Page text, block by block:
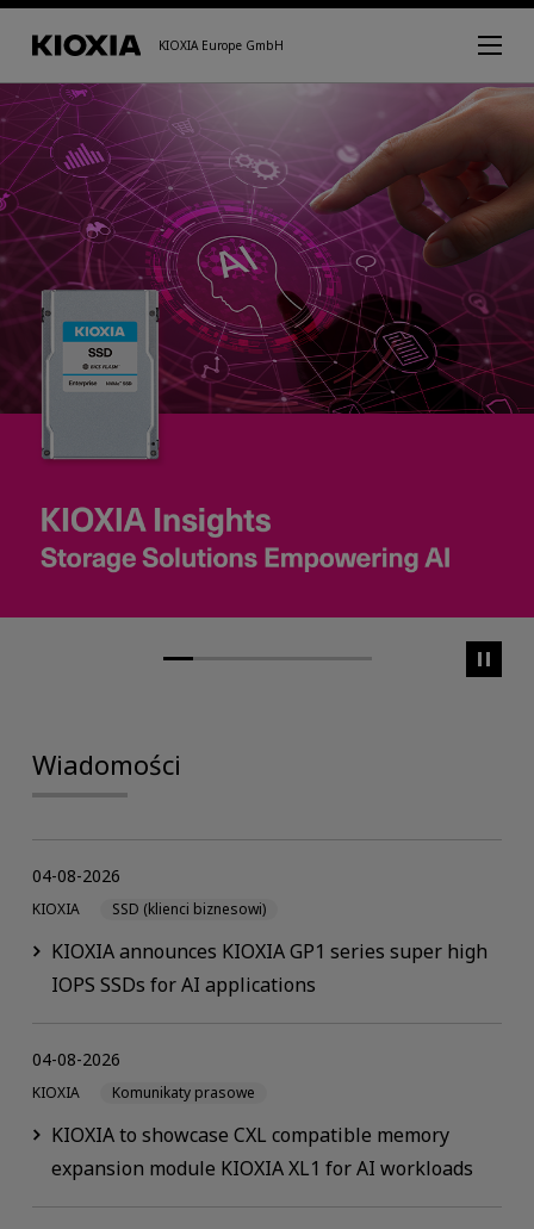
KIOXIA Europe GmbH
Wiadomości
KIOXIA announces KIOXIA GP1 series super high
IOPS SSDs for AI applications
04-08-2026
KIOXIA SSD (klienci biznesowi)
KIOXIA to showcase CXL compatible memory
expansion module KIOXIA XL1 for AI workloads
04-08-2026
KIOXIA Komunikaty prasowe